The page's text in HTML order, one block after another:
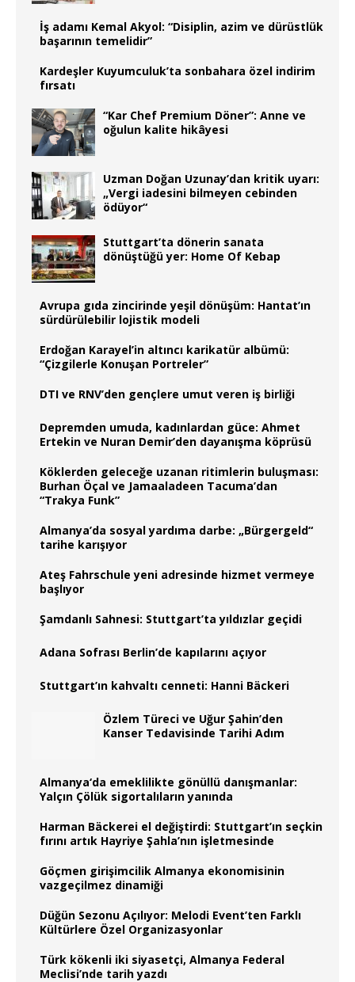
İş adamı Kemal Akyol: “Disiplin, azim ve dürüstlük
başarının temelidir”
Kardeşler Kuyumculuk’ta sonbahara özel indirim
fırsatı
“Kar Chef Premium Döner”: Anne ve
oğulun kalite hikâyesi
Uzman Doğan Uzunay’dan kritik uyarı:
„Vergi iadesini bilmeyen cebinden
ödüyor“
Stuttgart’ta dönerin sanata
dönüştüğü yer: Home Of Kebap
Avrupa gıda zincirinde yeşil dönüşüm: Hantat’ın
sürdürülebilir lojistik modeli
Erdoğan Karayel’in altıncı karikatür albümü:
“Çizgilerle Konuşan Portreler”
DTI ve RNV’den gençlere umut veren iş birliği
Depremden umuda, kadınlardan güce: Ahmet
Ertekin ve Nuran Demir’den dayanışma köprüsü
Köklerden geleceğe uzanan ritimlerin buluşması:
Burhan Öçal ve Jamaaladeen Tacuma’dan
“Trakya Funk”
Almanya’da sosyal yardıma darbe: „Bürgergeld“
tarihe karışıyor
Ateş Fahrschule yeni adresinde hizmet vermeye
başlıyor
Şamdanlı Sahnesi: Stuttgart’ta yıldızlar geçidi
Adana Sofrası Berlin’de kapılarını açıyor
Stuttgart’ın kahvaltı cenneti: Hanni Bäckeri
Özlem Türeci ve Uğur Şahin’den
Kanser Tedavisinde Tarihi Adım
Almanya‘da emeklilikte gönüllü danışmanlar:
Yalçın Çölük sigortalıların yanında
Harman Bäckerei el değiştirdi: Stuttgart’ın seçkin
fırını artık Hayriye Şahla’nın işletmesinde
Göçmen girişimcilik Almanya ekonomisinin
vazgeçilmez dinamiği
Düğün Sezonu Açılıyor: Melodi Event’ten Farklı
Kültürlere Özel Organizasyonlar
Türk kökenli iki siyasetçi, Almanya Federal
Meclisi’nde tarih yazdı